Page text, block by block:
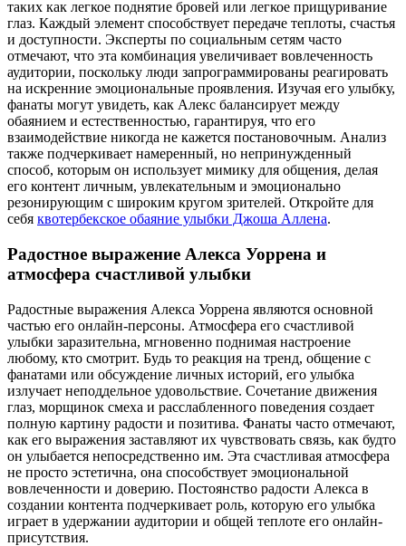
таких как легкое поднятие бровей или легкое прищуривание
глаз. Каждый элемент способствует передаче теплоты, счастья
и доступности. Эксперты по социальным сетям часто
отмечают, что эта комбинация увеличивает вовлеченность
аудитории, поскольку люди запрограммированы реагировать
на искренние эмоциональные проявления. Изучая его улыбку,
фанаты могут увидеть, как Алекс балансирует между
обаянием и естественностью, гарантируя, что его
взаимодействие никогда не кажется постановочным. Анализ
также подчеркивает намеренный, но непринужденный
способ, которым он использует мимику для общения, делая
его контент личным, увлекательным и эмоционально
резонирующим с широким кругом зрителей. Откройте для
себя квотербекское обаяние улыбки Джоша Аллена.
Радостное выражение Алекса Уоррена и
атмосфера счастливой улыбки
Радостные выражения Алекса Уоррена являются основной
частью его онлайн-персоны. Атмосфера его счастливой
улыбки заразительна, мгновенно поднимая настроение
любому, кто смотрит. Будь то реакция на тренд, общение с
фанатами или обсуждение личных историй, его улыбка
излучает неподдельное удовольствие. Сочетание движения
глаз, морщинок смеха и расслабленного поведения создает
полную картину радости и позитива. Фанаты часто отмечают,
как его выражения заставляют их чувствовать связь, как будто
он улыбается непосредственно им. Эта счастливая атмосфера
не просто эстетична, она способствует эмоциональной
вовлеченности и доверию. Постоянство радости Алекса в
создании контента подчеркивает роль, которую его улыбка
играет в удержании аудитории и общей теплоте его онлайн-
присутствия.